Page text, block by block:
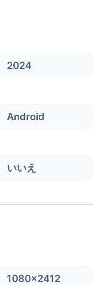
2024
Android
いいえ
1080x2412